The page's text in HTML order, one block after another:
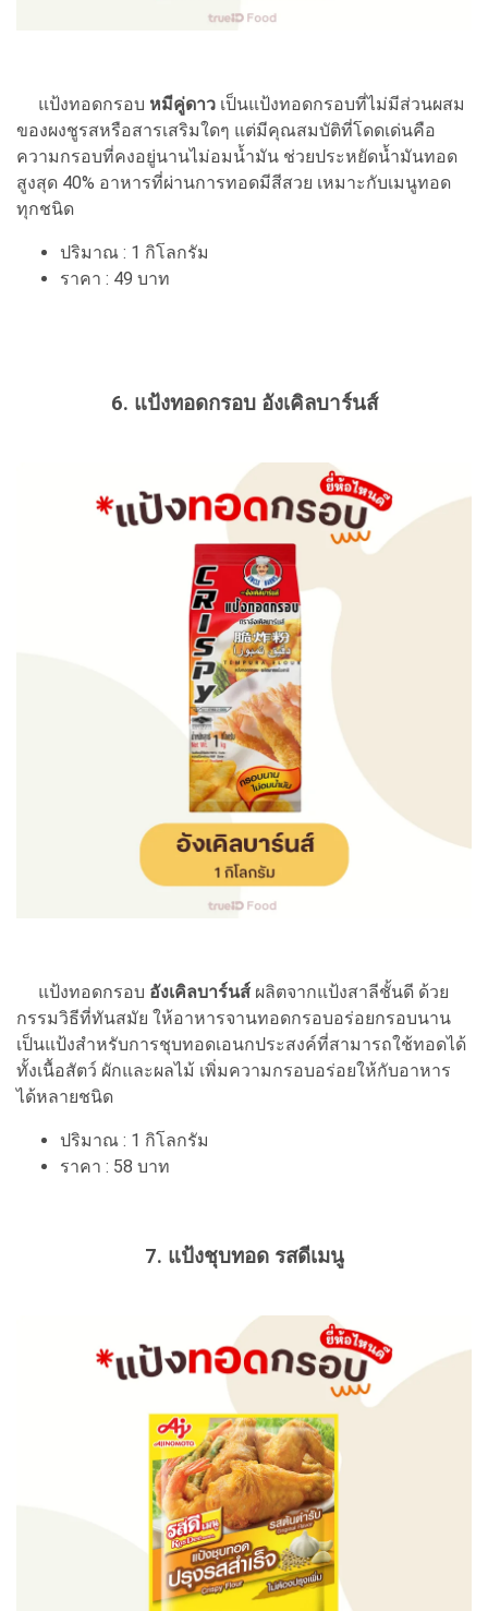
แป้งทอดกรอบ หมีคู่ดาว เป็นแป้งทอดกรอบที่ไม่มีส่วนผสม
ของผงชูรสหรือสารเสริมใดๆ แต่มีคุณสมบัติที่โดดเด่นคือ
ความกรอบที่คงอยู่นานไม่อมน้ำมัน ช่วยประหยัดน้ำมันทอด
สูงสุด 40% อาหารที่ผ่านการทอดมีสีสวย เหมาะกับเมนูทอด
ทุกชนิด
ปริมาณ : 1 กิโลกรัม
ราคา : 49 บาท
6. แป้งทอดกรอบ อังเคิลบาร์นส์
แป้งทอดกรอบ อังเคิลบาร์นส์ ผลิตจากแป้งสาลีชั้นดี ด้วย
กรรมวิธีที่ทันสมัย ให้อาหารจานทอดกรอบอร่อยกรอบนาน
เป็นแป้งสำหรับการชุบทอดเอนกประสงค์ที่สามารถใช้ทอดได้
ทั้งเนื้อสัตว์ ผักและผลไม้ เพิ่มความกรอบอร่อยให้กับอาหาร
ได้หลายชนิด
ปริมาณ : 1 กิโลกรัม
ราคา : 58 บาท
7. แป้งชุบทอด รสดีเมนู